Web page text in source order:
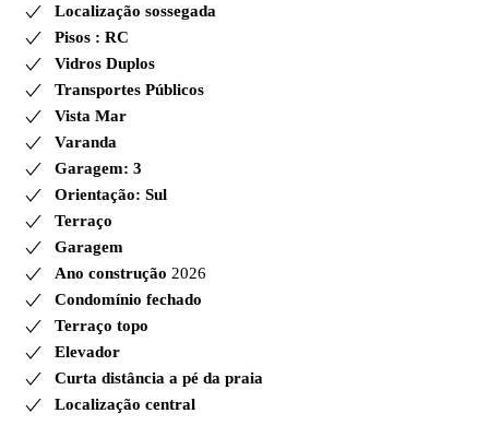
Localização sossegada
Pisos : RC
Vidros Duplos
Transportes Públicos
Vista Mar
Varanda
Garagem: 3
Orientação: Sul
Terraço
Garagem
Ano construção 2026
Condomínio fechado
Terraço topo
Elevador
Curta distância a pé da praia
Localização central